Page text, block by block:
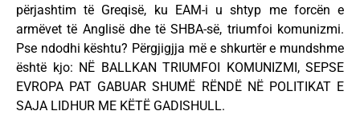
përjashtim të Greqisë, ku EAM-i u shtyp me forcën e
armëvet të Anglisë dhe të SHBA-së, triumfoi komunizmi.
Pse ndodhi kështu? Përgjigjja më e shkurtër e mundshme
është kjo: NË BALLKAN TRIUMFOI KOMUNIZMI, SEPSE
EVROPA PAT GABUAR SHUMË RËNDË NË POLITIKAT E
SAJA LIDHUR ME KËTË GADISHULL.